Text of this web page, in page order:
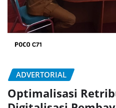
ADVERTORIAL
Optimalisasi